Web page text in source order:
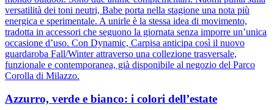
versatilità dei toni neutri, Babe porta nella stagione una nota più
energica e sperimentale. A unirle è la stessa idea di movimento,
tradotta in accessori che seguono la giornata senza imporre un’unica
occasione d’uso. Con Dynamic, Carpisa anticipa così il nuovo
guardaroba Fall/Winter attraverso una collezione trasversale,
funzionale e contemporanea, già disponibile al negozio del Parco
Corolla di Milazzo.
Azzurro, verde e bianco: i colori dell’estate